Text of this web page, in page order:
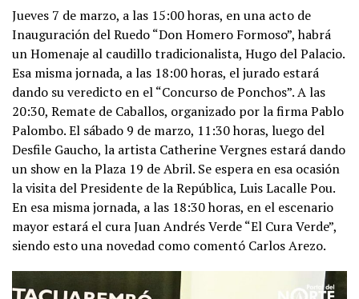
Jueves 7 de marzo, a las 15:00 horas, en una acto de
Inauguración del Ruedo “Don Homero Formoso”, habrá
un Homenaje al caudillo tradicionalista, Hugo del Palacio.
Esa misma jornada, a las 18:00 horas, el jurado estará
dando su veredicto en el “Concurso de Ponchos”. A las
20:30, Remate de Caballos, organizado por la firma Pablo
Palombo. El sábado 9 de marzo, 11:30 horas, luego del
Desfile Gaucho, la artista Catherine Vergnes estará dando
un show en la Plaza 19 de Abril. Se espera en esa ocasión
la visita del Presidente de la República, Luis Lacalle Pou.
En esa misma jornada, a las 18:30 horas, en el escenario
mayor estará el cura Juan Andrés Verde “El Cura Verde”,
siendo esto una novedad como comentó Carlos Arezo.